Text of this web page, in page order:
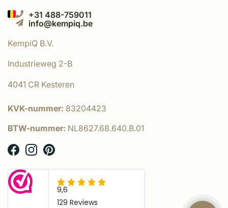
+31 488-759011
info@kempiq.be
KempíQ B.V.
Industrieweg 2-B
4041 CR Kesteren
KVK-nummer: 83204423
BTW-nummer: NL8627.68.640.B.01